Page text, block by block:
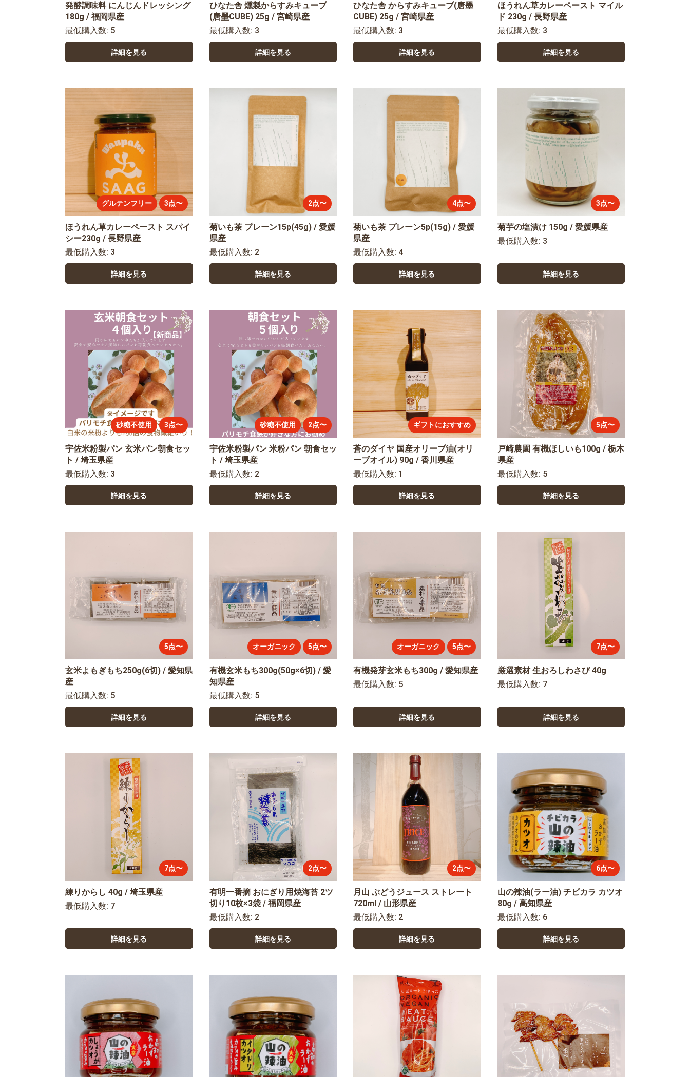
発酵調味料 にんじんドレッシング
180g / 福岡県産
最低購入数: 5
詳細を見る
ひなた舎 燻製からすみキューブ
(唐墨CUBE) 25g / 宮崎県産
最低購入数: 3
詳細を見る
ひなた舎 からすみキューブ(唐墨
CUBE) 25g / 宮崎県産
最低購入数: 3
詳細を見る
ほうれん草カレーペースト マイル
ド 230g / 長野県産
最低購入数: 3
詳細を見る
グルテンフリー 3点〜
ほうれん草カレーペースト スパイ
シー230g / 長野県産
最低購入数: 3
詳細を見る
2点〜
菊いも茶 プレーン15p(45g) / 愛媛
県産
最低購入数: 2
詳細を見る
4点〜
菊いも茶 プレーン5p(15g) / 愛媛
県産
最低購入数: 4
詳細を見る
3点〜
菊芋の塩漬け 150g / 愛媛県産
最低購入数: 3
詳細を見る
砂糖不使用 3点〜
宇佐米粉製パン 玄米パン朝食セッ
ト / 埼玉県産
最低購入数: 3
詳細を見る
砂糖不使用 2点〜
宇佐米粉製パン 米粉パン 朝食セッ
ト / 埼玉県産
最低購入数: 2
詳細を見る
ギフトにおすすめ
蒼のダイヤ 国産オリーブ油(オリ
ーブオイル) 90g / 香川県産
最低購入数: 1
詳細を見る
5点〜
戸崎農園 有機ほしいも100g / 栃木
県産
最低購入数: 5
詳細を見る
5点〜
玄米よもぎもち250g(6切) / 愛知県
産
最低購入数: 5
詳細を見る
オーガニック 5点〜
有機玄米もち300g(50g×6切) / 愛
知県産
最低購入数: 5
詳細を見る
オーガニック 5点〜
有機発芽玄米もち300g / 愛知県産
最低購入数: 5
詳細を見る
7点〜
厳選素材 生おろしわさび 40g
最低購入数: 7
詳細を見る
7点〜
練りからし 40g / 埼玉県産
最低購入数: 7
詳細を見る
2点〜
有明一番摘 おにぎり用焼海苔 2ツ
切り10枚×3袋 / 福岡県産
最低購入数: 2
詳細を見る
2点〜
月山 ぶどうジュース ストレート
720ml / 山形県産
最低購入数: 2
詳細を見る
6点〜
山の辣油(ラー油) チビカラ カツオ
80g / 高知県産
最低購入数: 6
詳細を見る
お買い物を続ける カートへ進む